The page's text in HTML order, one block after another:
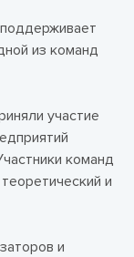
из команд
участие
команд
и
и